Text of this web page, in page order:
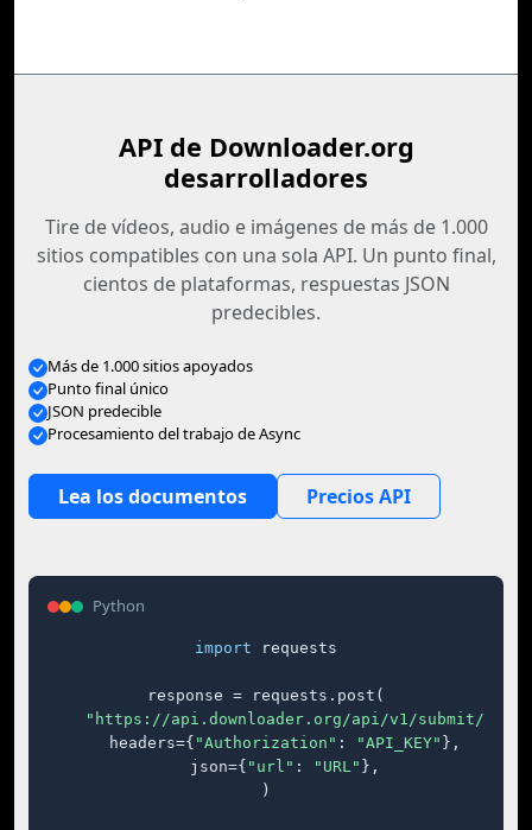
API de Downloader.org
desarrolladores
Tire de vídeos, audio e imágenes de más de 1.000
sitios compatibles con una sola API. Un punto final,
cientos de plataformas, respuestas JSON
predecibles.
Más de 1.000 sitios apoyados
Punto final único
JSON predecible
Procesamiento del trabajo de Async
Lea los documentos Precios API
Python
import requests
response = requests.post(
"https://api.downloader.org/api/v1/submit/"
    headers={
"Authorization" : "API_KEY" },
    json={
"url" : "URL" },
)